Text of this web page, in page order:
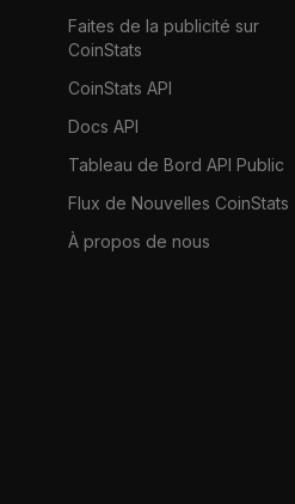
Faites de la publicité sur
CoinStats
CoinStats API
Docs API
Tableau de Bord API Public
Flux de Nouvelles CoinStats
À propos de nous